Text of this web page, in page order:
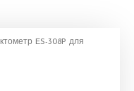
ES-308P для